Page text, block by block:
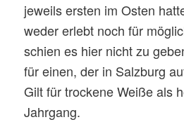
jeweils ersten im Osten
weder erlebt noch für
schien es hier nicht zu
für einen, der in Salzburg
Gilt für trockene Weiße als
Jahrgang.